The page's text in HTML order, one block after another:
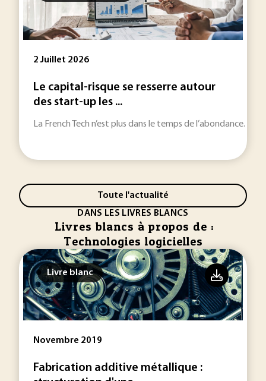
2 Juillet 2026
Le capital-risque se resserre autour
des start-up les ...
La French Tech n’est plus dans le temps de l’abondance.
Toute l'actualité
DANS LES LIVRES BLANCS
Livres blancs à propos de :
Technologies logicielles
Livre blanc
Novembre 2019
Fabrication additive métallique :